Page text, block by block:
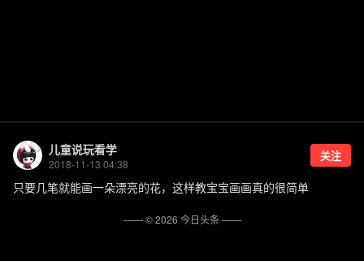
儿童说玩看学
2018-11-13 04:38
关注
只要几笔就能画一朵漂亮的花，这样教宝宝画画真的很简单
—— ©2026 今日头条——